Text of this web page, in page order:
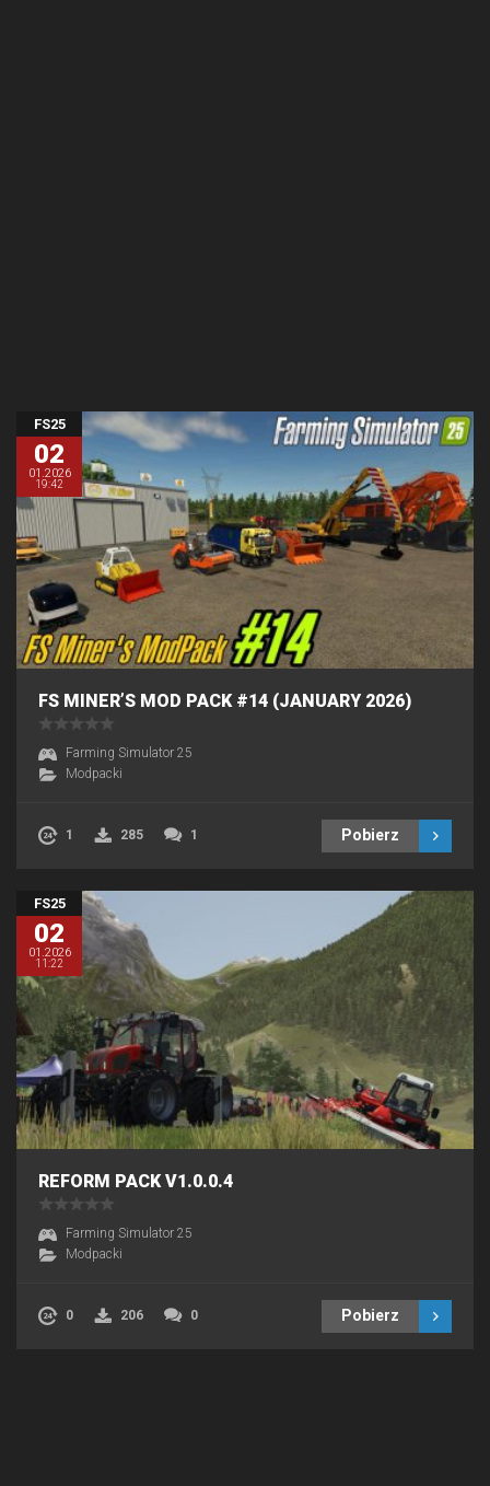
FS25
02
01.2026
19:42
FS MINER’S MOD PACK #14 (JANUARY 2026)
Farming Simulator 25
Modpacki
1 285 1 Pobierz
FS25
02
01.2026
11:22
REFORM PACK V1.0.0.4
Farming Simulator 25
Modpacki
0 206 0 Pobierz